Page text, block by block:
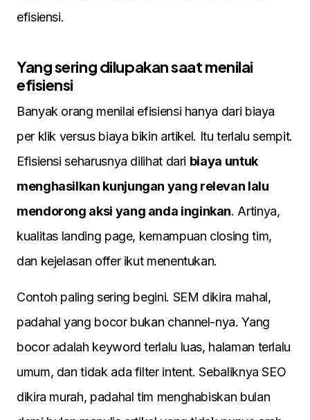
efisiensi.
Yang sering dilupakan saat menilai
efisiensi
Banyak orang menilai efisiensi hanya dari biaya
per klik versus biaya bikin artikel. Itu terlalu sempit.
Efisiensi seharusnya dilihat dari biaya untuk
menghasilkan kunjungan yang relevan lalu
mendorong aksi yang anda inginkan. Artinya,
kualitas landing page, kemampuan closing tim,
dan kejelasan offer ikut menentukan.
Contoh paling sering begini. SEM dikira mahal,
padahal yang bocor bukan channel-nya. Yang
bocor adalah keyword terlalu luas, halaman terlalu
umum, dan tidak ada filter intent. Sebaliknya SEO
dikira murah, padahal tim menghabiskan bulan